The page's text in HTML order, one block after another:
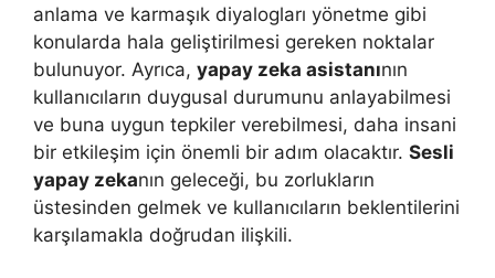
anlama ve karmaşık diyalogları yönetme gibi
konularda hala geliştirilmesi gereken noktalar
bulunuyor. Ayrıca, yapay zeka asistanının
kullanıcıların duygusal durumunu anlayabilmesi
ve buna uygun tepkiler verebilmesi, daha insani
bir etkileşim için önemli bir adım olacaktır. Sesli
yapay zekanın geleceği, bu zorlukların
üstesinden gelmek ve kullanıcıların beklentilerini
karşılamakla doğrudan ilişkili.